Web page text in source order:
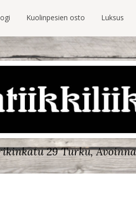
Kuolinpesien osto Luksus
29 Turku, Avoinna: